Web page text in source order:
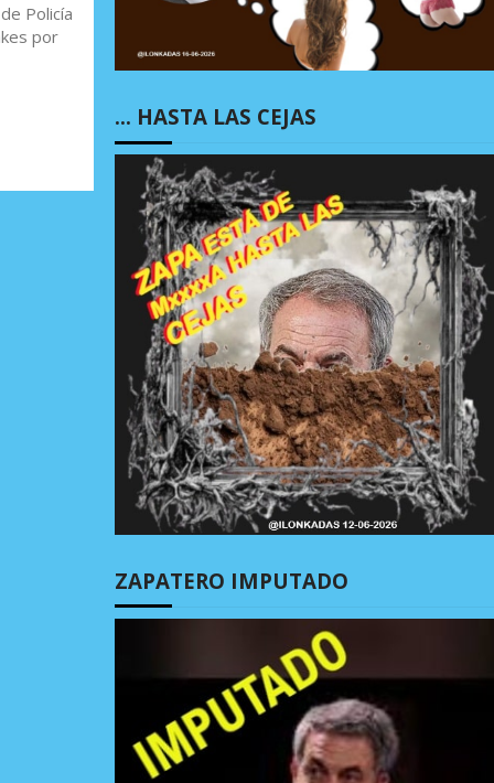
Policía
por
… HASTA LAS CEJAS
ZAPATERO IMPUTADO